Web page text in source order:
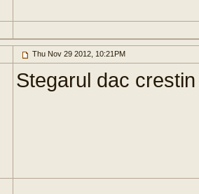
Thu Nov 29 2012, 10:21PM
Stegarul dac